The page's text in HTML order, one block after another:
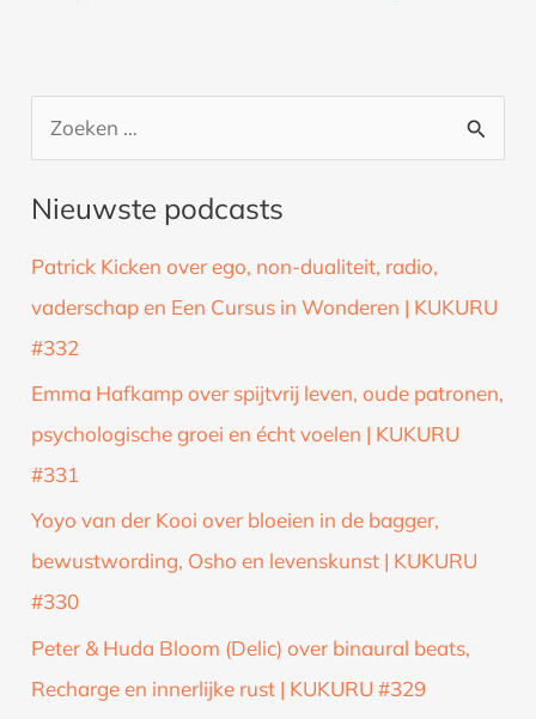
e
k
a
Nieuwste podcasts
Patrick Kicken over ego, non-dualiteit, radio,
vaderschap en Een Cursus in Wonderen | KUKURU
#332
Emma Hafkamp over spijtvrij leven, oude patronen,
psychologische groei en écht voelen | KUKURU
#331
Yoyo van der Kooi over bloeien in de bagger,
bewustwording, Osho en levenskunst | KUKURU
#330
Peter & Huda Bloom (Delic) over binaural beats,
Recharge en innerlijke rust | KUKURU #329